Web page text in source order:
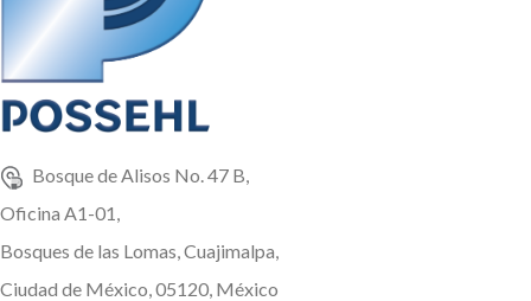
Bosque de Alisos No. 47 B,
Oficina A1-01,
Bosques de las Lomas, Cuajimalpa,
Ciudad de México, 05120, México